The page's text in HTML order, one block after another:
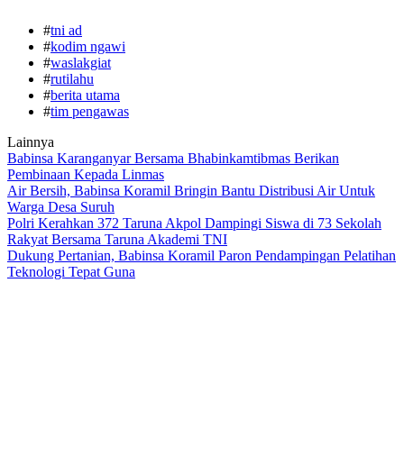
#tni ad
#kodim ngawi
#waslakgiat
#rutilahu
#berita utama
#tim pengawas
Lainnya
Babinsa Karanganyar Bersama Bhabinkamtibmas Berikan
Pembinaan Kepada Linmas
Air Bersih, Babinsa Koramil Bringin Bantu Distribusi Air Untuk
Warga Desa Suruh
Polri Kerahkan 372 Taruna Akpol Dampingi Siswa di 73 Sekolah
Rakyat Bersama Taruna Akademi TNI
Dukung Pertanian, Babinsa Koramil Paron Pendampingan Pelatihan
Teknologi Tepat Guna